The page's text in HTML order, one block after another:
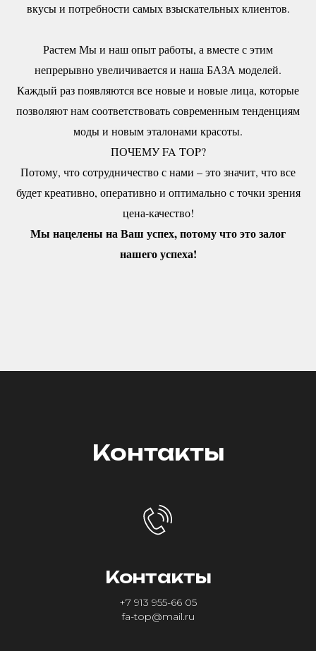
вкусы и потребности самых взыскательных клиентов.
Растем Мы и наш опыт работы, а вместе с этим
непрерывно увеличивается и наша БАЗА моделей.
Каждый раз появляются все новые и новые лица, которые
позволяют нам соответствовать современным тенденциям
моды и новым эталонами красоты.
ПОЧЕМУ FA TOP?
Потому, что сотрудничество с нами – это значит, что все
будет креативно, оперативно и оптимально с точки зрения
цена-качество!
Мы нацелены на Ваш успех, потому что это залог
нашего успеха!
Контакты
Контакты
+7 913 955-66 05
fa-top@mail.ru